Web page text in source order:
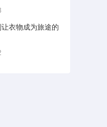
衣物成为旅途的